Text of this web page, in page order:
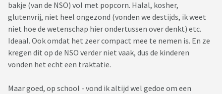
bakje (van de NSO) vol met popcorn. Halal, kosher,
glutenvrij, niet heel ongezond (vonden we destijds, ik weet
niet hoe de wetenschap hier ondertussen over denkt) etc.
Ideaal. Ook omdat het zeer compact mee te nemen is. En ze
kregen dit op de NSO verder niet vaak, dus de kinderen
vonden het echt een traktatie.
Maar goed, op school - vond ik altijd wel gedoe om een